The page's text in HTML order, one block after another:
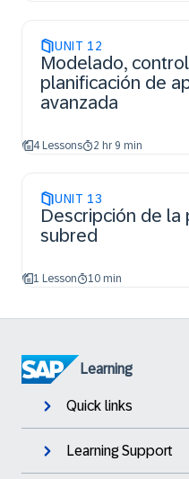
UNIT 12
Modelado,
planificación de
avanzada
4 Lessons 2 hr 9 min
UNIT 13
Descripción de la
subred
1 Lesson 10 min
Learning
Quick links
Learning Support